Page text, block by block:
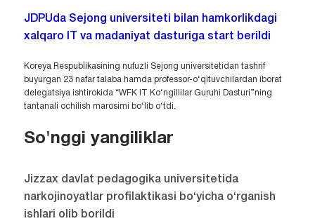
JDPUda Sejong universiteti bilan hamkorlikdagi
xalqaro IT va madaniyat dasturiga start berildi
Koreya Respublikasining nufuzli Sejong universitetidan tashrif
buyurgan 23 nafar talaba hamda professor-o‘qituvchilardan iborat
delegatsiya ishtirokida “WFK IT Ko‘ngillilar Guruhi Dasturi”ning
tantanali ochilish marosimi bo‘lib o‘tdi.
So'nggi yangiliklar
Jizzax davlat pedagogika universitetida
narkojinoyatlar profilaktikasi bo‘yicha o‘rganish
ishlari olib borildi